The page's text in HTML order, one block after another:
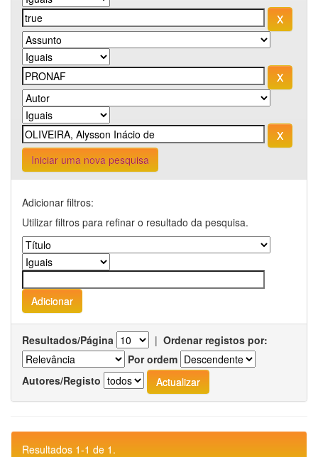
Iniciar uma nova pesquisa
Adicionar filtros:
Utilizar filtros para refinar o resultado da pesquisa.
Resultados/Página | Ordenar registos por:
Por ordem
Autores/Registo
Resultados 1-1 de 1.